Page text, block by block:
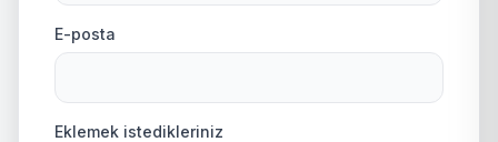
E-posta
Eklemek istedikleriniz